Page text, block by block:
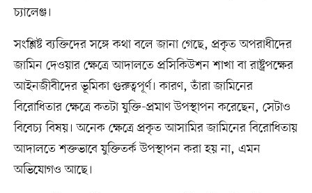
চ্যালেঞ্জ।
সংশ্লিষ্ট ব্যক্তিদের সঙ্গে কথা বলে জানা গেছে, প্রকৃত অপরাধীদের
জামিন দেওয়ার ক্ষেত্রে আদালতে প্রসিকিউশন শাখা বা রাষ্ট্রপক্ষের
আইনজীবীদের ভূমিকা গুরুত্বপূর্ণ। কারণ, তাঁরা জামিনের
বিরোধিতার ক্ষেত্রে কতটা যুক্তি-প্রমাণ উপস্থাপন করেছেন, সেটাও
বিবেচ্য বিষয়। অনেক ক্ষেত্রে প্রকৃত আসামির জামিনের বিরোধিতায়
আদালতে শক্তভাবে যুক্তিতর্ক উপস্থাপন করা হয় না, এমন
অভিযোগও আছে।